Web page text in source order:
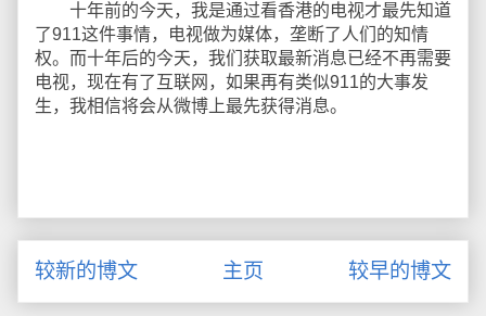
十年前的今天，我是通过看香港的电视才最先知道
了911这件事情，电视做为媒体，垄断了人们的知情
权。而十年后的今天，我们获取最新消息已经不再需要
电视，现在有了互联网，如果再有类似911的大事发
生，我相信将会从微博上最先获得消息。
较新的博文 较早的博文
主页